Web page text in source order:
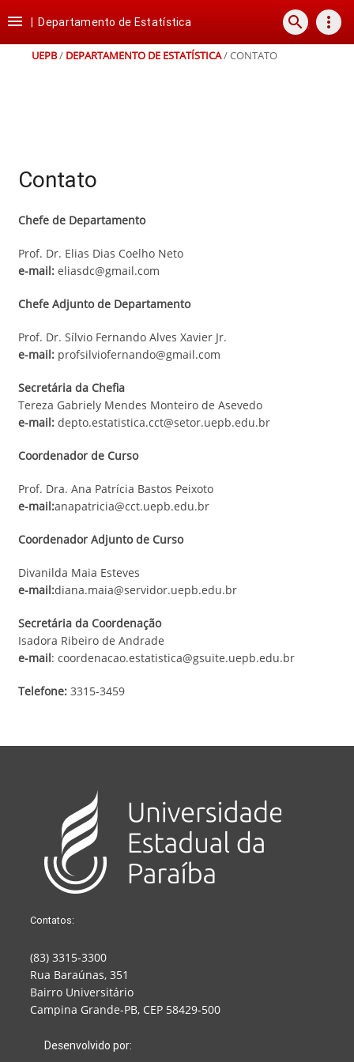
para
conteúdo
para
para
para
rodapé
 Departamento de Estatística search more_vert
UEPB/ DEPARTAMENTO DE ESTATÍSTICA/CONTATO
Contato
Chefe de Departamento
Prof. Dr. Elias Dias Coelho Neto
e-mail: eliasdc@gmail.com
Chefe Adjunto de Departamento
Prof. Dr. Sílvio Fernando Alves Xavier Jr.
e-mail: profsilviofernando@gmail.com
Secretária da Chefia
Tereza Gabriely Mendes Monteiro de Asevedo
e-mail: depto.estatistica.cct@setor.uepb.edu.br
Coordenador de Curso
Prof. Dra. Ana Patrícia Bastos Peixoto
e-mail:anapatricia@cct.uepb.edu.br
Coordenador Adjunto de Curso
Divanilda Maia Esteves
e-mail:diana.maia@servidor.uepb.edu.br
Secretária da Coordenação
Isadora Ribeiro de Andrade
e-mail: coordenacao.estatistica@gsuite.uepb.edu.br
Telefone: 3315-3459
Contatos:
(83) 3315-3300
Rua Baraúnas, 351
Bairro Universitário
Campina Grande-PB, CEP 58429-500
Desenvolvido por: